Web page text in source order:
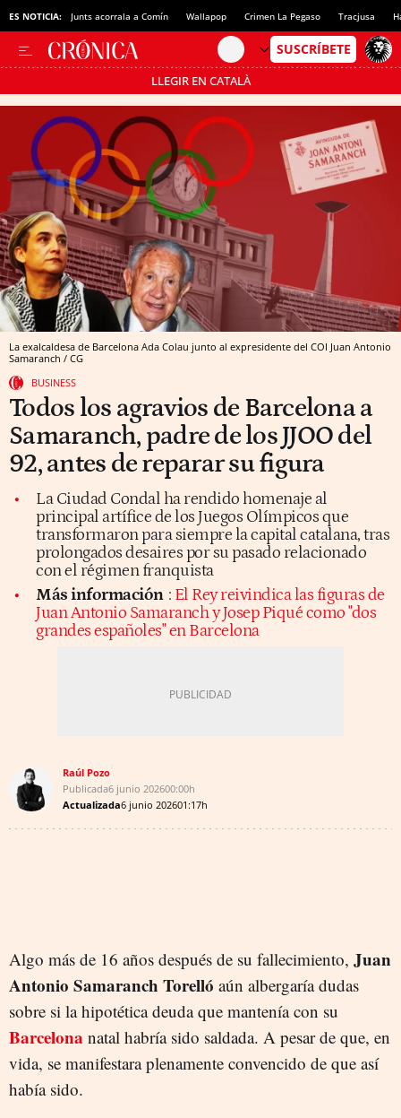
ES NOTICIA: Junts acorrala a Comín Wallapop Crimen La Pegaso Tracjusa
LLEGIR EN CATALÀ
Pásate al MODO AHORRO
La exalcaldesa de Barcelona Ada Colau junto al expresidente del COI Juan Antonio
Samaranch / CG
BUSINESS
Todos los agravios de Barcelona a
Samaranch, padre de los JJOO del
92, antes de reparar su figura
La Ciudad Condal ha rendido homenaje al
principal artífice de los Juegos Olímpicos que
transformaron para siempre la capital catalana, tras
prolongados desaires por su pasado relacionado
con el régimen franquista
Más información : El Rey reivindica las figuras de
Juan Antonio Samaranch y Josep Piqué como "dos
grandes españoles" en Barcelona
Raúl Pozo
Publicada6 junio 202600:00h
Actualizada6 junio 202601:17h
Algo más de 16 años después de su fallecimiento, Juan
Antonio Samaranch Torelló aún albergaría dudas
sobre si la hipotética deuda que mantenía con su
Barcelona natal habría sido saldada. A pesar de que, en
vida, se manifestara plenamente convencido de que así
había sido.